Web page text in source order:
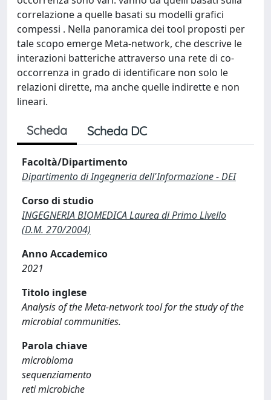
correlazione a quelle basati su modelli grafici
compessi . Nella panoramica dei tool proposti per
tale scopo emerge Meta-network, che descrive le
interazioni batteriche attraverso una rete di co-
occorrenza in grado di identificare non solo le
relazioni dirette, ma anche quelle indirette e non
lineari.
Scheda Scheda DC
Facoltà/Dipartimento
Dipartimento di Ingegneria dell'Informazione - DEI
Corso di studio
INGEGNERIA BIOMEDICA Laurea di Primo Livello
(D.M. 270/2004)
Anno Accademico
2021
Titolo inglese
Analysis of the Meta-network tool for the study of the
microbial communities.
Parola chiave
microbioma
sequenziamento
reti microbiche